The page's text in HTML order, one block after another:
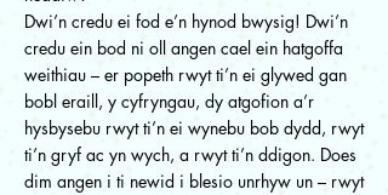
Dwi’n credu ei fod e’n hynod bwysig! Dwi’n
credu ein bod ni oll angen cael ein hatgoffa
weithiau – er popeth rwyt ti’n ei glywed gan
bobl eraill, y cyfryngau, dy atgofion a’r
hysbysebu rwyt ti’n ei wynebu bob dydd, rwyt
ti’n gryf ac yn wych, a rwyt ti’n ddigon. Does
dim angen i ti newid i blesio unrhyw un – rwyt